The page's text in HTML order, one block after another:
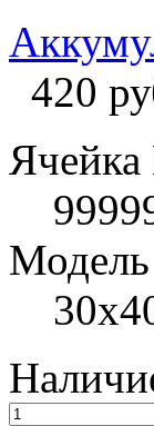
420
Модель